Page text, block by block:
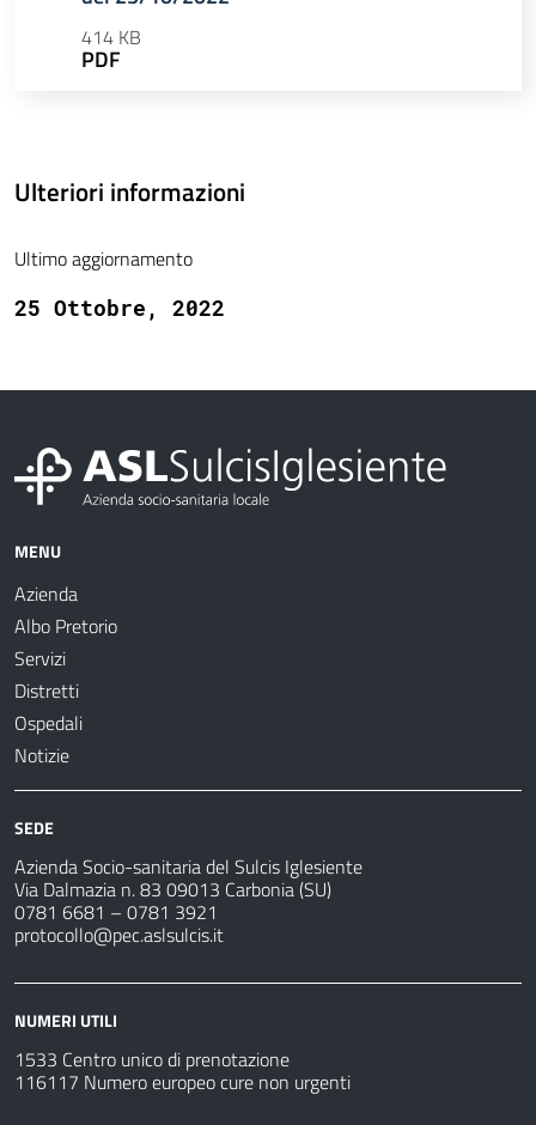
414 KB
PDF
Ulteriori informazioni
Ultimo aggiornamento
25 Ottobre, 2022
MENU
Azienda
Albo Pretorio
Servizi
Distretti
Ospedali
Notizie
SEDE
Azienda Socio-sanitaria del Sulcis Iglesiente
Via Dalmazia n. 83 09013 Carbonia (SU)
0781 6681 – 0781 3921
protocollo@pec.aslsulcis.it
NUMERI UTILI
1533 Centro unico di prenotazione
116117 Numero europeo cure non urgenti